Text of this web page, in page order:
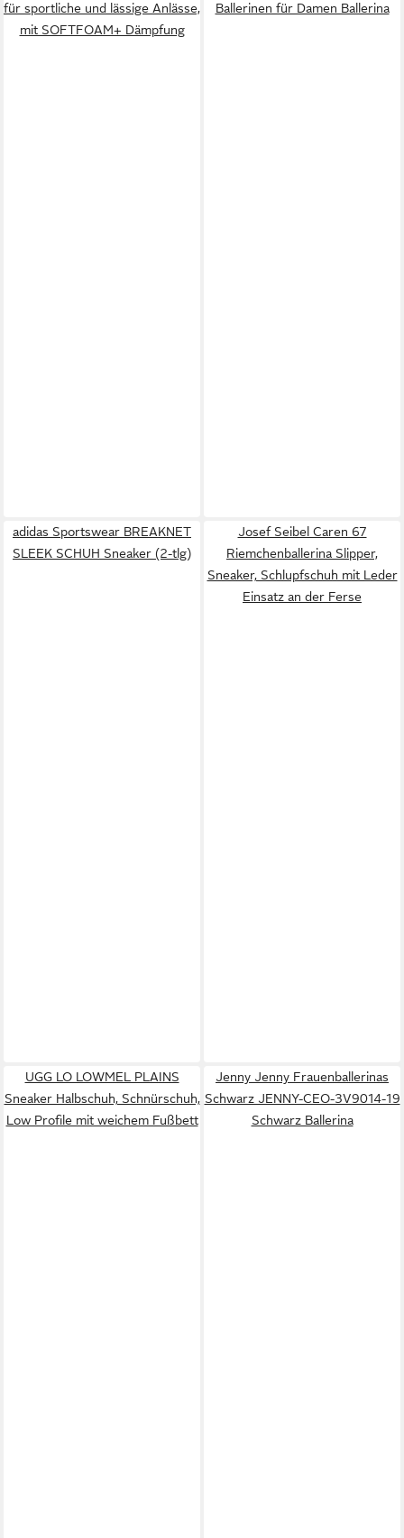
für sportliche und lässige Anlässe,
mit SOFTFOAM+ Dämpfung
Ballerinen für Damen Ballerina
adidas Sportswear BREAKNET
SLEEK SCHUH Sneaker (2-tlg)
Josef Seibel Caren 67
Riemchenballerina Slipper,
Sneaker, Schlupfschuh mit Leder
Einsatz an der Ferse
UGG LO LOWMEL PLAINS
Sneaker Halbschuh, Schnürschuh,
Low Profile mit weichem Fußbett
Jenny Jenny Frauenballerinas
Schwarz JENNY-CEO-3V9014-19
Schwarz Ballerina